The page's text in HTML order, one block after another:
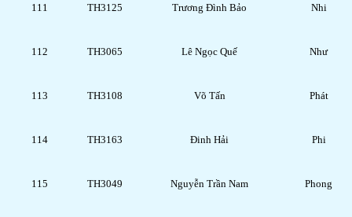
111 TH3125 Trương Đình Bảo Nhi
112 TH3065 Lê Ngọc Quế Như
113 TH3108 Võ Tấn Phát
114 TH3163 Đinh Hải Phi
115 TH3049 Nguyễn Trần Nam Phong